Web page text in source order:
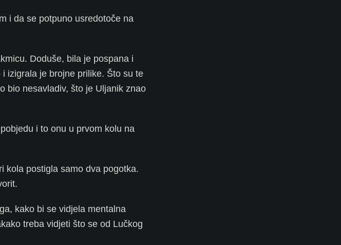
i da se potpuno usredotoče na
Doduše, bila je pospana i
izigrala je brojne prilike. Što su te
bio nesavladiv, što je Uljanik znao
i to onu u prvom kolu na
kola postigla samo dva pogotka.
kako bi se vidjela mentalna
treba vidjeti što se od Lučkog